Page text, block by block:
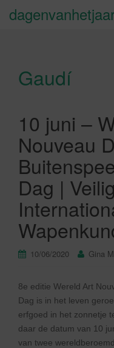
Gaudí
10 juni –
Nouveau
Dag |
10/06/2020 Gina
8e editie Wereld Art
Dag is in het leven
erfgoed in het zonnetje
daar de datum van 10
van twee